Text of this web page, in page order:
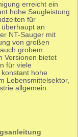
erreicht ein
hohe Saugleistung
für
an
NT-Sauger mit
von großen
grobem
Versionen bietet
für viele
hohe
Lebensmittelsektor,
allgemein.